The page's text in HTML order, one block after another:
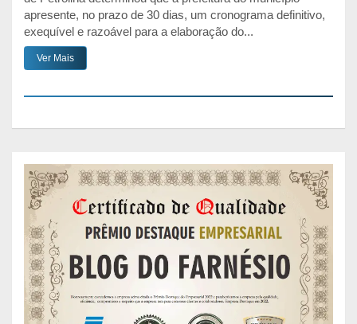
apresente, no prazo de 30 dias, um cronograma definitivo,
exequível e razoável para a elaboração do...
Ver Mais